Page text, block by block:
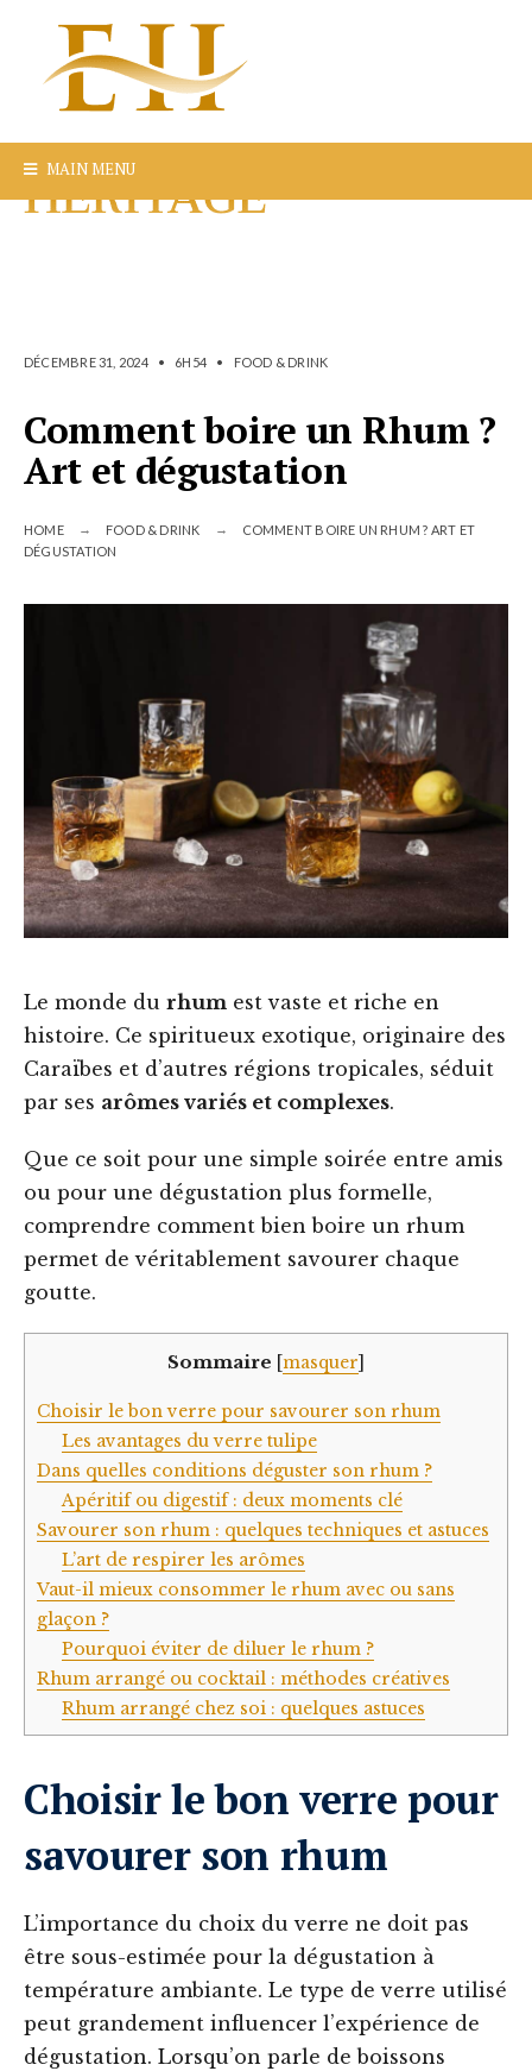
MAIN MENU
DÉCEMBRE 31, 2024 • 6H54 • FOOD & DRINK
Comment boire un Rhum ?
Art et dégustation
HOME FOOD & DRINK
COMMENT BOIRE UN RHUM ? ART ET
DÉGUSTATION
Le monde du rhum est vaste et riche en
histoire. Ce spiritueux exotique, originaire des
Caraïbes et d’autres régions tropicales, séduit
par ses arômes variés et complexes.
Que ce soit pour une simple soirée entre amis
ou pour une dégustation plus formelle,
comprendre comment bien boire un rhum
permet de véritablement savourer chaque
goutte.
Sommaire masquer
Choisir le bon verre pour savourer son rhum
Les avantages du verre tulipe
Dans quelles conditions déguster son rhum ?
Apéritif ou digestif : deux moments clé
Savourer son rhum : quelques techniques et astuces
L’art de respirer les arômes
Vaut-il mieux consommer le rhum avec ou sans
glaçon ?
Pourquoi éviter de diluer le rhum ?
Rhum arrangé ou cocktail : méthodes créatives
Rhum arrangé chez soi : quelques astuces
Choisir le bon verre pour
savourer son rhum
L’importance du choix du verre ne doit pas
être sous-estimée pour la dégustation à
température ambiante. Le type de verre utilisé
peut grandement influencer l’expérience de
dégustation. Lorsqu’on parle de boissons